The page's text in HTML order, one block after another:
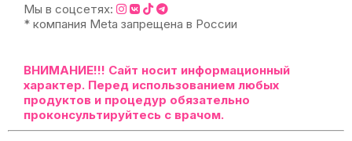
Мы в соцсетях:
* компания Meta запрещена в России
ВНИМАНИЕ!!! Сайт носит информационный
характер. Перед использованием любых
продуктов и процедур обязательно
проконсультируйтесь с врачом.